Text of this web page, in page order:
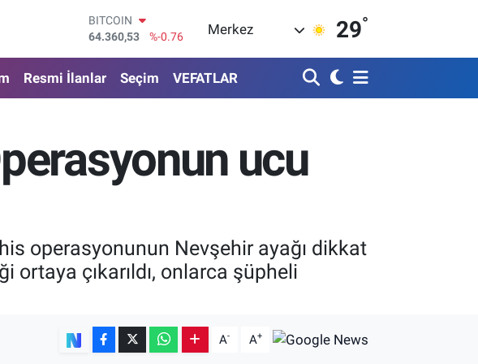
64.360,53
DOLAR
EURO
55,0265
%0.01
STERLİN
6618.49
%2.12
BİST100
13.887
Merkez 29°
Resmi İlanlar Seçim VEFATLAR
ucu
operasyonunun Nevşehir ayağı dikkat
çıkarıldı, onlarca şüpheli
A- A+